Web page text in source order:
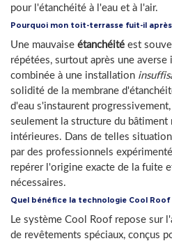
pour l'étanchéité à l'eau et à l'air.
Pourquoi mon toit-terrasse fuit-il après
Une mauvaise étanchéité est
répétées, surtout après une
combinée à une installation
solidité de la membrane
d'eau s'instaurent
seulement la structure du
intérieures. Dans de telles
par des professionnels
repérer l'origine exacte de la fuite
nécessaires.
Quel bénéfice la technologie Cool
Le système Cool Roof repose sur
de revêtements spéciaux, conçus